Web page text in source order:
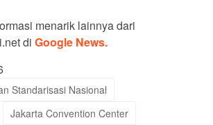
menarik lainnya dari
di Google News.
Standarisasi Nasional
Jakarta Convention Center